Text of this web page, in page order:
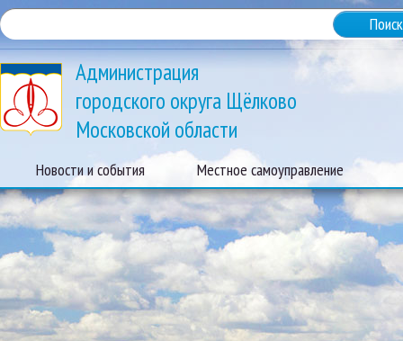
Администрация
городского округа Щёлково
Московской области
Новости и события Местное самоуправление